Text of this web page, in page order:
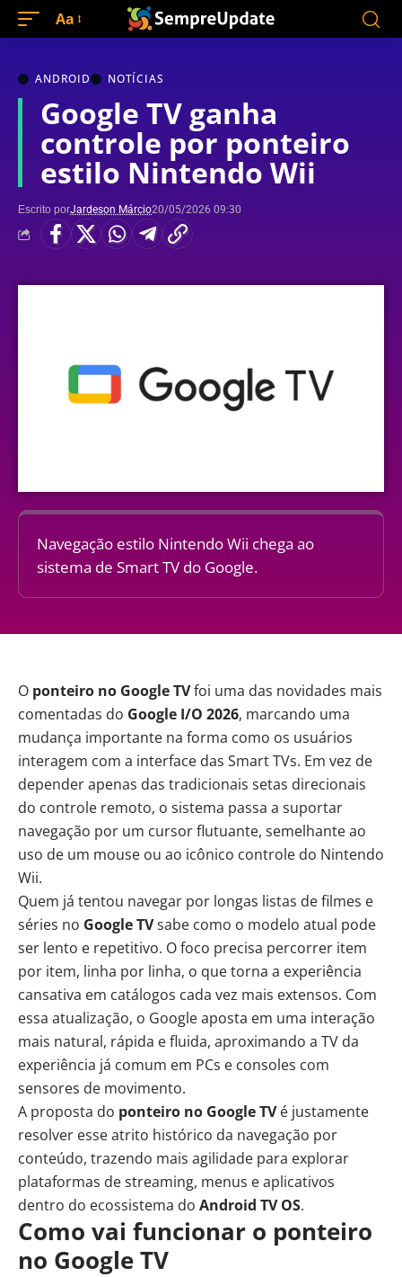
Aa
ANDROID NOTÍCIAS
Google TV ganha
controle por ponteiro
estilo Nintendo Wii
Escrito porJardeson Márcio20/05/2026 09:30
Navegação estilo Nintendo Wii chega ao
sistema de Smart TV do Google.
O ponteiro no Google TVfoi uma das novidades mais
comentadas do Google I/O 2026, marcando uma
mudança importante na forma como os usuários
interagem com a interface das Smart TVs. Em vez de
depender apenas das tradicionais setas direcionais
do controle remoto, o sistema passa a suportar
navegação por um cursor flutuante, semelhante ao
uso de um mouse ou ao icônico controle do Nintendo
Wii.
Quem já tentou navegar por longas listas de filmes e
séries no Google TVsabe como o modelo atual pode
ser lento e repetitivo. O foco precisa percorrer item
por item, linha por linha, o que torna a experiência
cansativa em catálogos cada vez mais extensos. Com
essa atualização, o Google aposta em uma interação
mais natural, rápida e fluida, aproximando a TV da
experiência já comum em PCs e consoles com
sensores de movimento.
A proposta do ponteiro no Google TVé justamente
resolver esse atrito histórico da navegação por
conteúdo, trazendo mais agilidade para explorar
plataformas de streaming, menus e aplicativos
dentro do ecossistema do Android TV OS.
Como vai funcionar o ponteiro
no Google TV